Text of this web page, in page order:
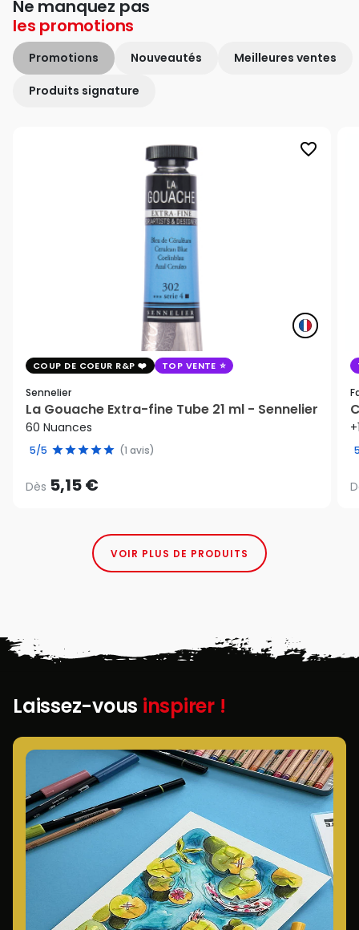
Ne manquez pas
les promotions
Promotions Nouveautés Meilleures ventes
Produits signature
favorite_border
COUP DE COEUR R&P TOP VENTE
Sennelier
La Gouache Extra-fine Tube 21 ml - Sennelier
60 Nuances
5/5 (1 avis)
Dès 5,15 €
VOIR PLUS DE PRODUITS
Laissez-vous inspirer !